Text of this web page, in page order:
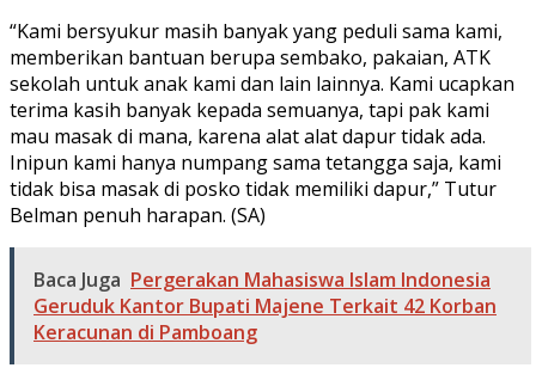
“Kami bersyukur masih banyak yang peduli sama kami,
memberikan bantuan berupa sembako, pakaian, ATK
sekolah untuk anak kami dan lain lainnya. Kami ucapkan
terima kasih banyak kepada semuanya, tapi pak kami
mau masak di mana, karena alat alat dapur tidak ada.
Inipun kami hanya numpang sama tetangga saja, kami
tidak bisa masak di posko tidak memiliki dapur,” Tutur
Belman penuh harapan. (SA)
Baca Juga Pergerakan Mahasiswa Islam Indonesia
Geruduk Kantor Bupati Majene Terkait 42 Korban
Keracunan di Pamboang